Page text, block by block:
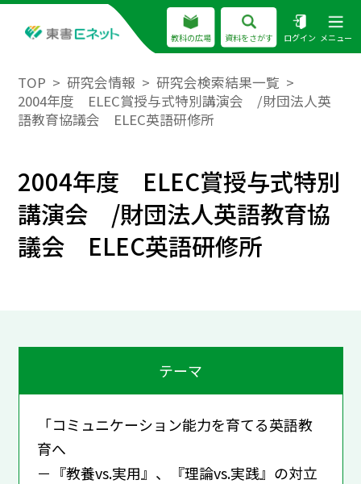
教科の広場 資料をさがす ログイン メニュー
TOP 研究会情報
研究会検索結果一覧
2004年度 ELEC賞授与式特別講演会 /財団法人英
語教育協議会 ELEC英語研修所
2004年度 ELEC賞授与式特別
講演会 /財団法人英語教育協
議会 ELEC英語研修所
テーマ
「コミュニケーション能力を育てる英語教
育へ
－『教養vs.実用』、『理論vs.実践』の対立